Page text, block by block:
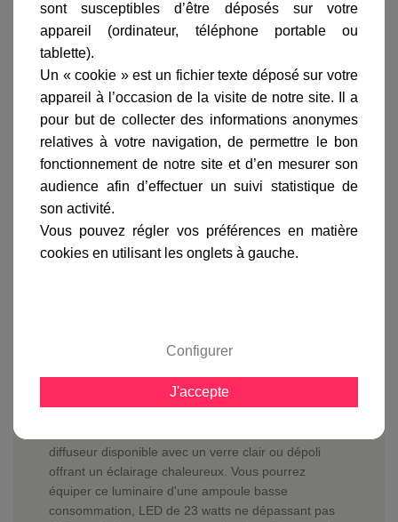
Ajouter au panier
Informations produit
livraison
Applique murale Sherlock Gris
Roger Pradier
diffuseur disponible avec un verre clair ou dépoli
offrant un éclairage chaleureux. Vous pourrez
équiper ce luminaire d'une ampoule basse
consommation, LED de 23 watts ne dépassant pas
sont susceptibles d’être déposés sur votre
appareil (ordinateur, téléphone portable ou
tablette).
Un « cookie » est un fichier texte déposé sur votre
appareil à l’occasion de la visite de notre site. Il a
pour but de collecter des informations anonymes
relatives à votre navigation, de permettre le bon
fonctionnement de notre site et d’en mesurer son
audience afin d’effectuer un suivi statistique de
son activité.
Vous pouvez régler vos préférences en matière
cookies en utilisant les onglets à gauche.
Configurer
J'accepte